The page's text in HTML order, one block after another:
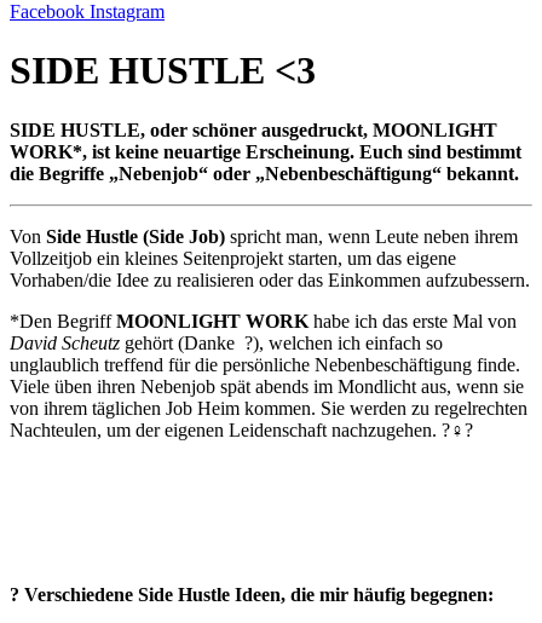
Facebook Instagram
SIDE HUSTLE <3
SIDE HUSTLE, oder schöner ausgedruckt, MOONLIGHT
WORK*, ist keine neuartige Erscheinung. Euch sind bestimmt
die Begriffe „Nebenjob“ oder „Nebenbeschäftigung“ bekannt.
Von Side Hustle (Side Job) spricht man, wenn Leute neben ihrem
Vollzeitjob ein kleines Seitenprojekt starten, um das eigene
Vorhaben/die Idee zu realisieren oder das Einkommen aufzubessern.
*Den BegriffMOONLIGHT WORK habe ich das erste Mal von
David Scheutz gehört (Danke ?), welchen ich einfach so
unglaublich treffend für die persönliche Nebenbeschäftigung finde.
Viele üben ihren Nebenjob spät abends im Mondlicht aus, wenn sie
von ihrem täglichen Job Heim kommen. Sie werden zu regelrechten
Nachteulen, um der eigenen Leidenschaft nachzugehen. ?‍♀️?
? Verschiedene Side Hustle Ideen, die mir häufig begegnen: